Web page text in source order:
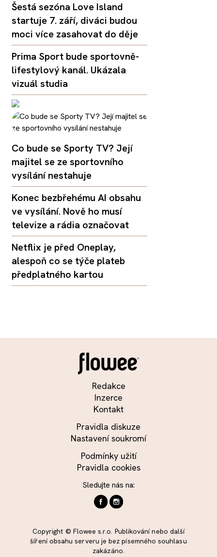
Šestá sezóna Love Island
startuje 7. září, diváci budou
moci více zasahovat do děje
Prima Sport bude sportovně-
lifestylový kanál. Ukázala
vizuál studia
Co bude se Sporty TV? Její
majitel se ze sportovního
vysílání nestahuje
Konec bezbřehému AI obsahu
ve vysílání. Nově ho musí
televize a rádia označovat
Netflix je před Oneplay,
alespoň co se týče plateb
předplatného kartou
Redakce
Inzerce
Kontakt
Pravidla diskuze
Nastavení soukromí
Podmínky užití
Pravidla cookies
Sledujte nás na:
Copyright © Flowee s.r.o. Publikování nebo další
šíření obsahu serveru je bez písemného souhlasu
zakázáno.